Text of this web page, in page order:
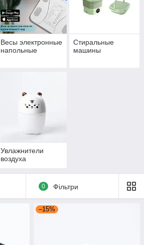
Весы электронные
напольные
Стиральные
машины
Увлажнители
воздуха
0 Фільтри
–15%